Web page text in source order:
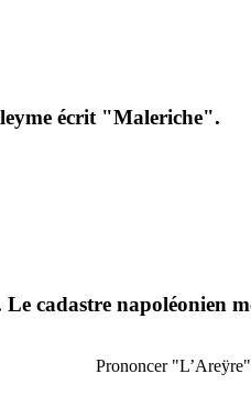
écrit "Maleriche".
Le cadastre
Prononcer